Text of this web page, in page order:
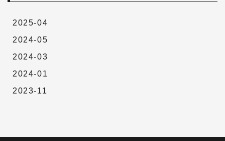
2025-04
2024-05
2024-03
2024-01
2023-11